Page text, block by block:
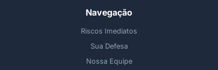
Navegação
Riscos Imediatos
Sua Defesa
Nossa Equipe